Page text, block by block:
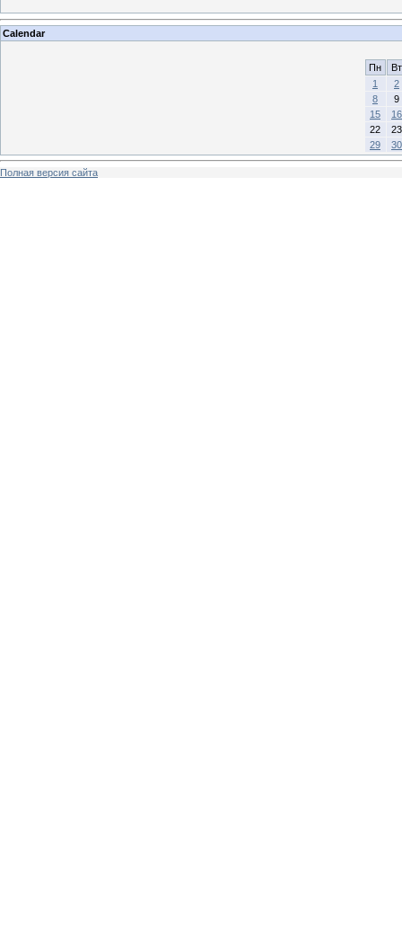
Calendar
Пн
Вт
1
2
8
9
15
16
22
23
29
30
Полная версия сайта